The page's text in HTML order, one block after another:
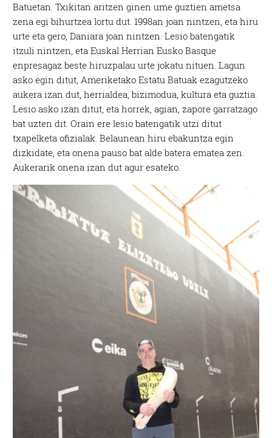
Batuetan. Txikitan aritzen ginen ume guztien ametsa
zena egi bihurtzea lortu dut. 1998an joan nintzen, eta hiru
urte eta gero, Daniara joan nintzen. Lesio batengatik
itzuli nintzen, eta Euskal Herrian Eusko Basque
enpresagaz beste hiruzpalau urte jokatu nituen. Lagun
asko egin ditut, Ameriketako Estatu Batuak ezagutzeko
aukera izan dut, herrialdea, bizimodua, kultura eta guztia.
Lesio asko izan ditut, eta horrek, agian, zapore garratzago
bat uzten dit. Orain ere lesio batengatik utzi ditut
txapelketa ofizialak. Belaunean hiru ebakuntza egin
dizkidate, eta onena pauso bat alde batera ematea zen.
Aukerarik onena izan dut agur esateko.